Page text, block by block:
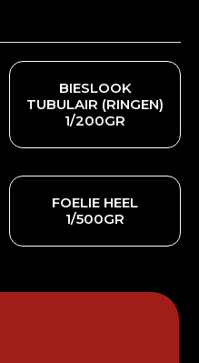
BIESLOOK
TUBULAIR (RINGEN)
1/200GR
FOELIE HEEL
1/500GR